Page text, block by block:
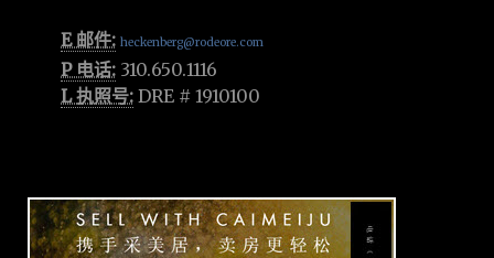
E 邮件: heckenberg@rodeore.com
P 电话: 310.650.1116
L 执照号: DRE # 1910100